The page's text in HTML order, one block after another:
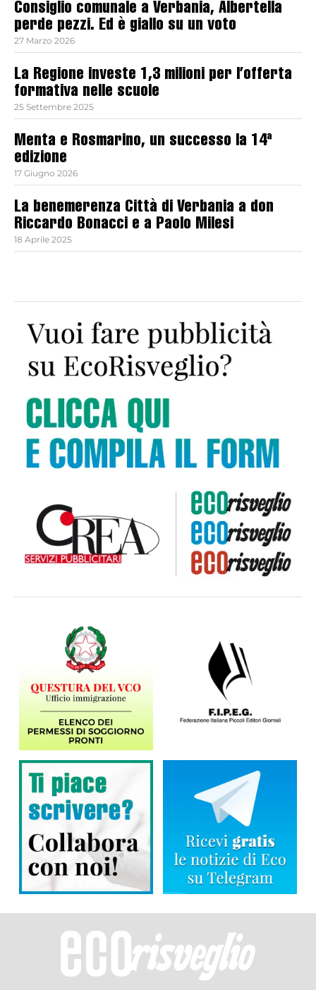
Consiglio comunale a Verbania, Albertella
perde pezzi. Ed è giallo su un voto
27 Marzo 2026
La Regione investe 1,3 milioni per l’offerta
formativa nelle scuole
25 Settembre 2025
Menta e Rosmarino, un successo la 14ª
edizione
17 Giugno 2026
La benemerenza Città di Verbania a don
Riccardo Bonacci e a Paolo Milesi
18 Aprile 2025